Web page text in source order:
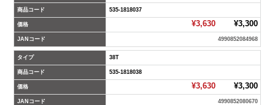
商品コード 535-1818037
価格 ¥3,630¥3,300
JANコード 4990852084968
タイプ 38T
商品コード 535-1818038
価格 ¥3,630¥3,300
JANコード 4990852080670